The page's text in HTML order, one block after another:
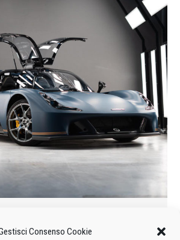
Consenso Cookie
italiana che omaggia